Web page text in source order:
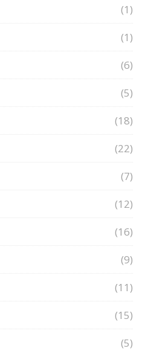
(1)
(1)
(6)
(5)
(18)
(22)
(7)
(12)
(16)
(9)
(11)
(15)
(5)